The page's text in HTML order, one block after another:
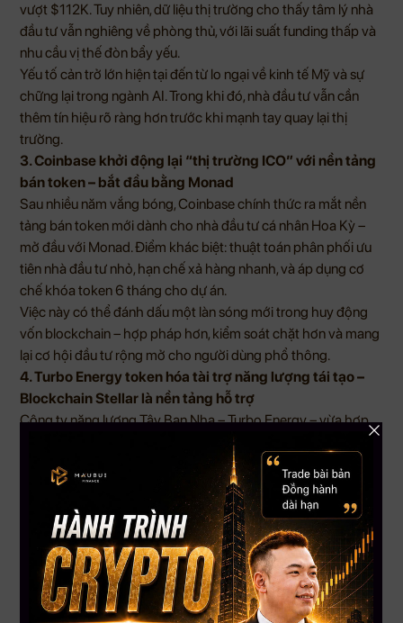
vượt $112K. Tuy nhiên, dữ liệu thị trường cho thấy tâm lý nhà
đầu tư vẫn nghiêng về phòng thủ, với lãi suất funding thấp và
nhu cầu vị thế đòn bẩy yếu.
Yếu tố cản trở lớn hiện tại đến từ lo ngại về kinh tế Mỹ và sự
chững lại trong ngành AI. Trong khi đó, nhà đầu tư vẫn cần
thêm tín hiệu rõ ràng hơn trước khi mạnh tay quay lại thị
trường.
3. Coinbase khởi động lại “thị trường ICO” với nền tảng
bán token – bắt đầu bằng Monad
Sau nhiều năm vắng bóng, Coinbase chính thức ra mắt nền
tảng bán token mới dành cho nhà đầu tư cá nhân Hoa Kỳ –
mở đầu với Monad. Điểm khác biệt: thuật toán phân phối ưu
tiên nhà đầu tư nhỏ, hạn chế xả hàng nhanh, và áp dụng cơ
chế khóa token 6 tháng cho dự án.
Việc này có thể đánh dấu một làn sóng mới trong huy động
vốn blockchain – hợp pháp hơn, kiểm soát chặt hơn và mang
lại cơ hội đầu tư rộng mở cho người dùng phổ thông.
4. Turbo Energy token hóa tài trợ năng lượng tái tạo –
Blockchain Stellar là nền tảng hỗ trợ
Công ty năng lượng Tây Ban Nha – Turbo Energy – vừa hợp
tác với Stellar và Taurus để triển khai mô hình tài trợ năng
lượng tái tạo thông qua token hóa nợ. Dự án đầu tiên là hệ
thống pin mặt trời tại một siêu thị ở Tây Ban Nha.
Giải pháp này mở ra cánh cửa cho mô hình “năng lượng như
một dịch vụ”, nơi người dùng có thể tiếp cận điện sạch mà
không cần sở hữu hệ thống. Đây là bước tiến lớn đưa
blockchain vào giải quyết bài toán thực tế, thay vì chỉ tồn tại
trong không gian tài sản số.
5. Cá mập từng short MSTR chốt lời – Báo hiệu đáy cho